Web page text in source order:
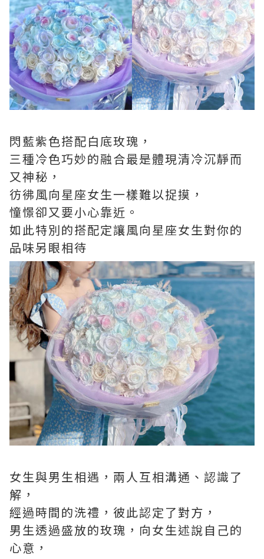
閃藍紫色搭配白底玫瑰，
三種冷色巧妙的融合最是體現清冷沉靜而
又神秘，
彷彿風向星座女生一樣難以捉摸，
憧憬卻又要小心靠近。
如此特別的搭配定讓風向星座女生對你的
品味另眼相待
女生與男生相遇，兩人互相溝通、認識了
解，
經過時間的洗禮，彼此認定了對方，
男生透過盛放的玫瑰，向女生述說自己的
心意，